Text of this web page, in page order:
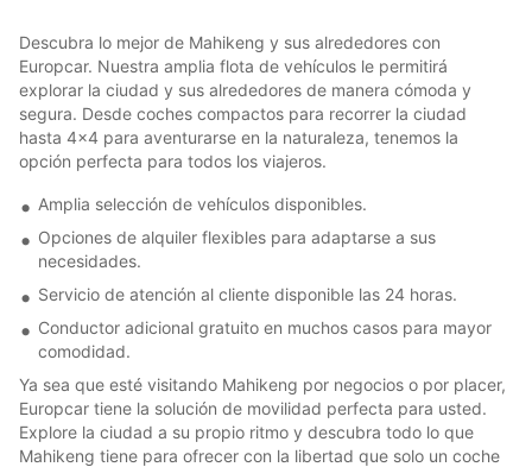
Descubra lo mejor de Mahikeng y sus alrededores con
Europcar. Nuestra amplia flota de vehículos le permitirá
explorar la ciudad y sus alrededores de manera cómoda y
segura. Desde coches compactos para recorrer la ciudad
hasta 4x4 para aventurarse en la naturaleza, tenemos la
opción perfecta para todos los viajeros.
Amplia selección de vehículos disponibles.
Opciones de alquiler flexibles para adaptarse a sus
necesidades.
Servicio de atención al cliente disponible las 24 horas.
Conductor adicional gratuito en muchos casos para mayor
comodidad.
Ya sea que esté visitando Mahikeng por negocios o por placer,
Europcar tiene la solución de movilidad perfecta para usted.
Explore la ciudad a su propio ritmo y descubra todo lo que
Mahikeng tiene para ofrecer con la libertad que solo un coche